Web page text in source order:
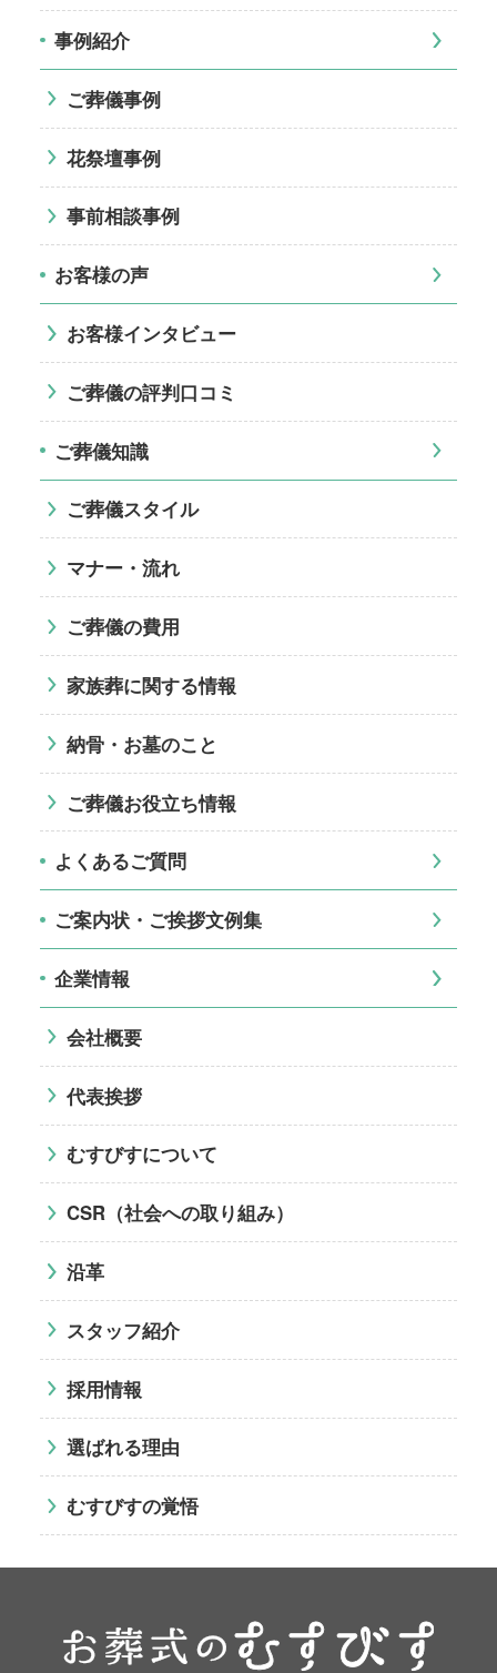
事例紹介
ご葬儀事例
花祭壇事例
事前相談事例
お客様の声
お客様インタビュー
ご葬儀の評判口コミ
ご葬儀知識
ご葬儀スタイル
マナー・流れ
ご葬儀の費用
家族葬に関する情報
納骨・お墓のこと
ご葬儀お役立ち情報
よくあるご質問
ご案内状・ご挨拶文例集
企業情報
会社概要
代表挨拶
むすびすについて
CSR（社会への取り組み）
沿革
スタッフ紹介
採用情報
選ばれる理由
むすびすの覚悟